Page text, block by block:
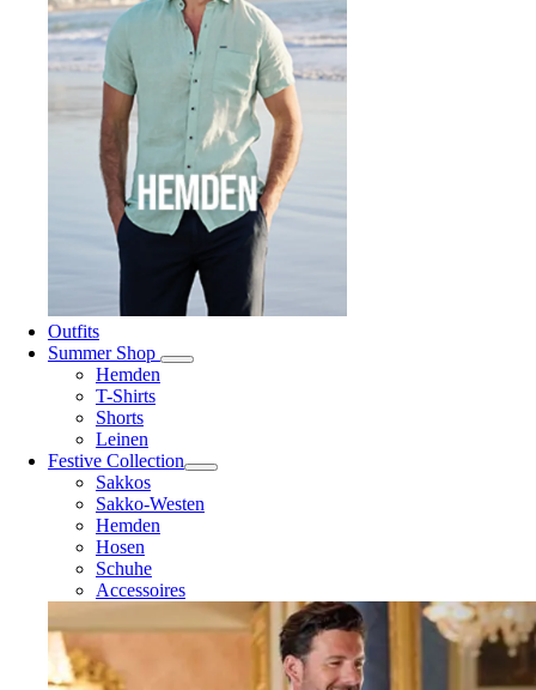
Outfits
Summer Shop
Hemden
T-Shirts
Shorts
Leinen
Festive Collection
Sakkos
Sakko-Westen
Hemden
Hosen
Schuhe
Accessoires